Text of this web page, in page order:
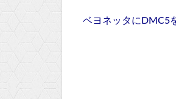
ベヨネッタにDMC5